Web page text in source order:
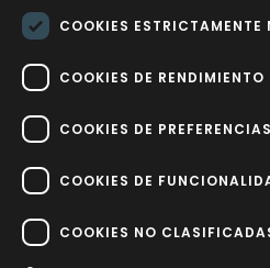
HORARIO COMERCIAL
Lunes a viernes
10:00 a 14:00 / 18:00 a 21:00
Factory Sport 2023© – Todos los
COOKIES ESTRICTAMENTE
COOKIES DE RENDIMIENTO
COOKIES DE PREFERENCIAS
COOKIES DE
COOKIES NO